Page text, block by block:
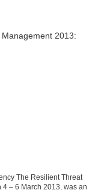
The Resilient Threat
– 6 March 2013, was an